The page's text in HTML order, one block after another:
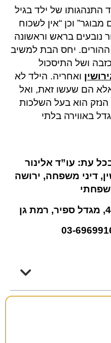
התנהגותו של ילד בגיל
וכן “אין לשכוח
נובעים בראש וראשונה
ההורים. יחס הבת למשיב
ושל התיסכול
ואחריה. הילד לא
הם שעשו זאת, ואל
הוא בעל השלכות
באווירה בלתי
עת: עו”ד אלינור
דיני משפחה, ירושה